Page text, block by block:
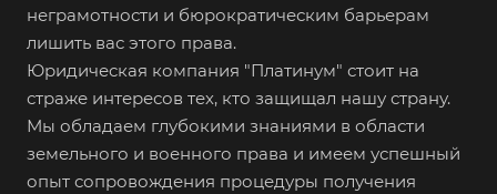
неграмотности и бюрократическим барьерам
лишить вас этого права.
Юридическая компания "Платинум" стоит на
страже интересов тех, кто защищал нашу страну.
Мы обладаем глубокими знаниями в области
земельного и военного права и имеем успешный
опыт сопровождения процедуры получения